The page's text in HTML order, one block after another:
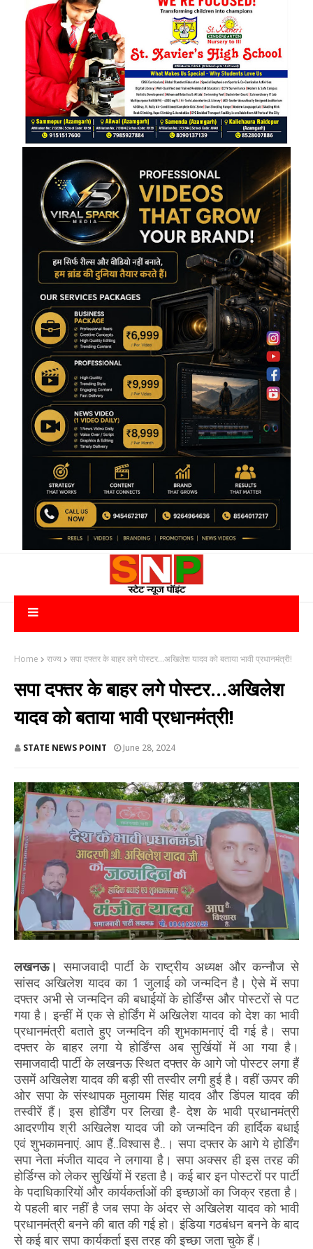
Home राज्य सपा दफ्तर के बाहर लगे पोस्टर...अखिलेश यादव को बताया भावी प्रधानमंत्री!
सपा दफ्तर के बाहर लगे पोस्टर...अखिलेश
यादव को बताया भावी प्रधानमंत्री!
STATE NEWS POINT June 28, 2024
लखनऊ।समाजवादी पार्टी के राष्ट्रीय अध्यक्ष और कन्नौज से
सांसद अखिलेश यादव का 1 जुलाई को जन्मदिन है। ऐसे में सपा
दफ्तर अभी से जन्मदिन की बधाईयों के होर्डिंग्स और पोस्टरों से पट
गया है। इन्हीं में एक से होर्डिंग में अखिलेश यादव को देश का भावी
प्रधानमंत्री बताते हुए जन्मदिन की शुभकामनाएं दी गई है। सपा
दफ्तर के बाहर लगा ये होर्डिंग्स अब सुर्खियों में आ गया है।
समाजवादी पार्टी के लखनऊ स्थित दफ्तर के आगे जो पोस्टर लगा हैं
उसमें अखिलेश यादव की बड़ी सी तस्वीर लगी हुई है। वहीं ऊपर की
ओर सपा के संस्थापक मुलायम सिंह यादव और डिंपल यादव की
तस्वीरें हैं। इस होर्डिंग पर लिखा है- देश के भावी प्रधानमंत्री
आदरणीय श्री अखिलेश यादव जी को जन्मदिन की हार्दिक बधाई
एवं शुभकामनाएं. आप हैं..विश्वास है..। सपा दफ्तर के आगे ये होर्डिंग
सपा नेता मंजीत यादव ने लगाया है। सपा अक्सर ही इस तरह की
होर्डिग्स को लेकर सुर्खियों में रहता है। कई बार इन पोस्टरों पर पार्टी
के पदाधिकारियों और कार्यकर्ताओं की इच्छाओं का जिक्र रहता है।
ये पहली बार नहीं है जब सपा के अंदर से अखिलेश यादव को भावी
प्रधानमंत्री बनने की बात की गई हो। इंडिया गठबंधन बनने के बाद
से कई बार सपा कार्यकर्ता इस तरह की इच्छा जता चुके हैं।